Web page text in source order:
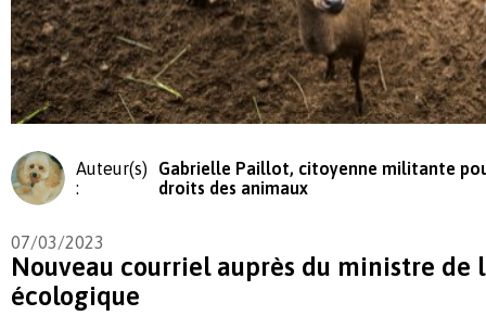
Auteur(s)
:
Gabrielle Paillot, citoyenne militante
droits des animaux
07/03/2023
Nouveau courriel auprès du ministre de
écologique